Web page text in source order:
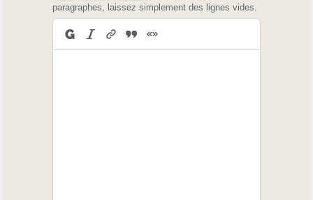
paragraphes, laissez simplement des lignes vides.